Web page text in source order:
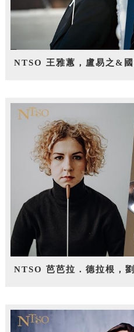
NTSO 王雅蕙，盧易之&
NTSO 芭芭拉．德拉根，